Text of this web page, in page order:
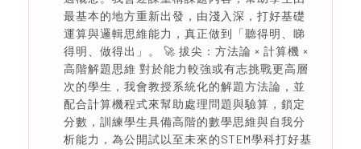
最基本的地方重新出發，由淺入深，打好基礎
運算與邏輯思維能力，真正做到「聽得明、睇
得明、做得出」。 🚀 拔尖：方法論 × 計算機 ×
高階解題思維 對於能力較強或有志挑戰更高層
次的學生，我會教授系統化的解題方法論，並
配合計算機程式來幫助處理問題與驗算，鎖定
分數，訓練學生具備高階的數學思維與自我分
析能力，為公開試以至未來的STEM學科打好基